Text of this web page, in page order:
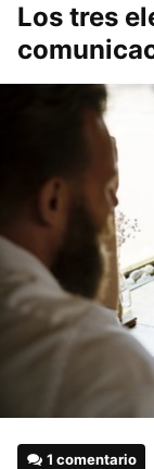
Los tres
1 comentario